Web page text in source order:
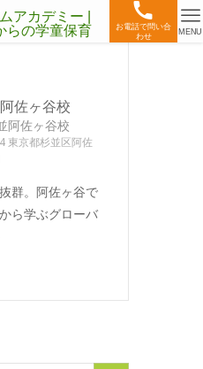
お電話で問い合
わせ
MENU
阿佐ヶ谷校
東京都杉並区阿佐
群。阿佐ヶ谷で
ら学ぶグローバ